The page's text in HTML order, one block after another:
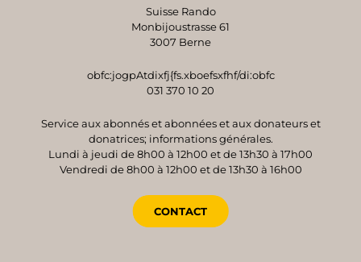
Suisse Rando
Monbijoustrasse 61
3007 Berne
obfc:jogpAtdixfj{fs.xboefsxfhf/di:obfc
031 370 10 20
Service aux abonnés et abonnées et aux donateurs et
donatrices; informations générales.
Lundi à jeudi de 8h00 à 12h00 et de 13h30 à 17h00
Vendredi de 8h00 à 12h00 et de 13h30 à 16h00
CONTACT